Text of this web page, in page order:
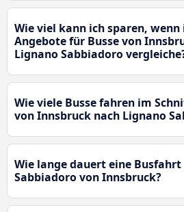
Wie viel kann ich sparen, wenn
Angebote für Busse von
Lignano Sabbiadoro
Wie viele Busse fahren im
von Innsbruck nach Lignano
Wie lange dauert eine
Sabbiadoro von Innsbruck?